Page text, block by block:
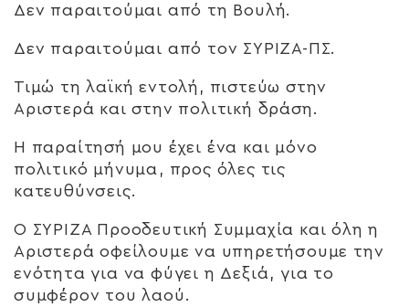
Δεν παραιτούμαι από τη Βουλή.
Δεν παραιτούμαι από τον ΣΥΡΙΖΑ-ΠΣ.
Τιμώ τη λαϊκή εντολή, πιστεύω στην
Αριστερά και στην πολιτική δράση.
Η παραίτησή μου έχει ένα και μόνο
πολιτικό μήνυμα, προς όλες τις
κατευθύνσεις.
Ο ΣΥΡΙΖΑ Προοδευτική Συμμαχία και όλη η
Αριστερά οφείλουμε να υπηρετήσουμε την
ενότητα για να φύγει η Δεξιά, για το
συμφέρον του λαού.